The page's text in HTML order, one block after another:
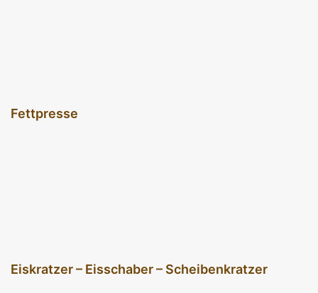
Fettpresse
Eiskratzer – Eisschaber – Scheibenkratzer